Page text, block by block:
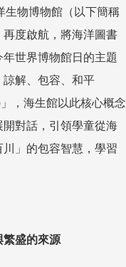
生物博物館（以下簡稱
度啟航，將海洋圖書
世界博物館日的主題
解、包容、和平
，海生館以此核心概念
對話，引領學童從海
」的包容智慧，學習
繁盛的來源